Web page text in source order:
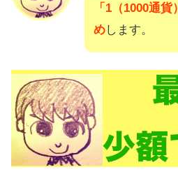
「1（1000通
めします。